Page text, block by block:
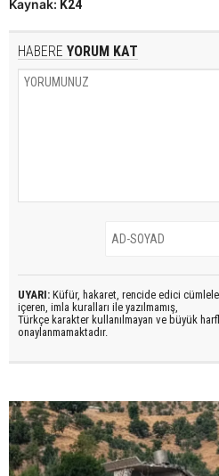
Kaynak: K24
HABERE YORUM KAT
UYARI: Küfür, hakaret, rencide edici
içeren, imla kuralları ile yazılmamış,
Türkçe karakter kullanılmayan ve büyük
onaylanmamaktadır.